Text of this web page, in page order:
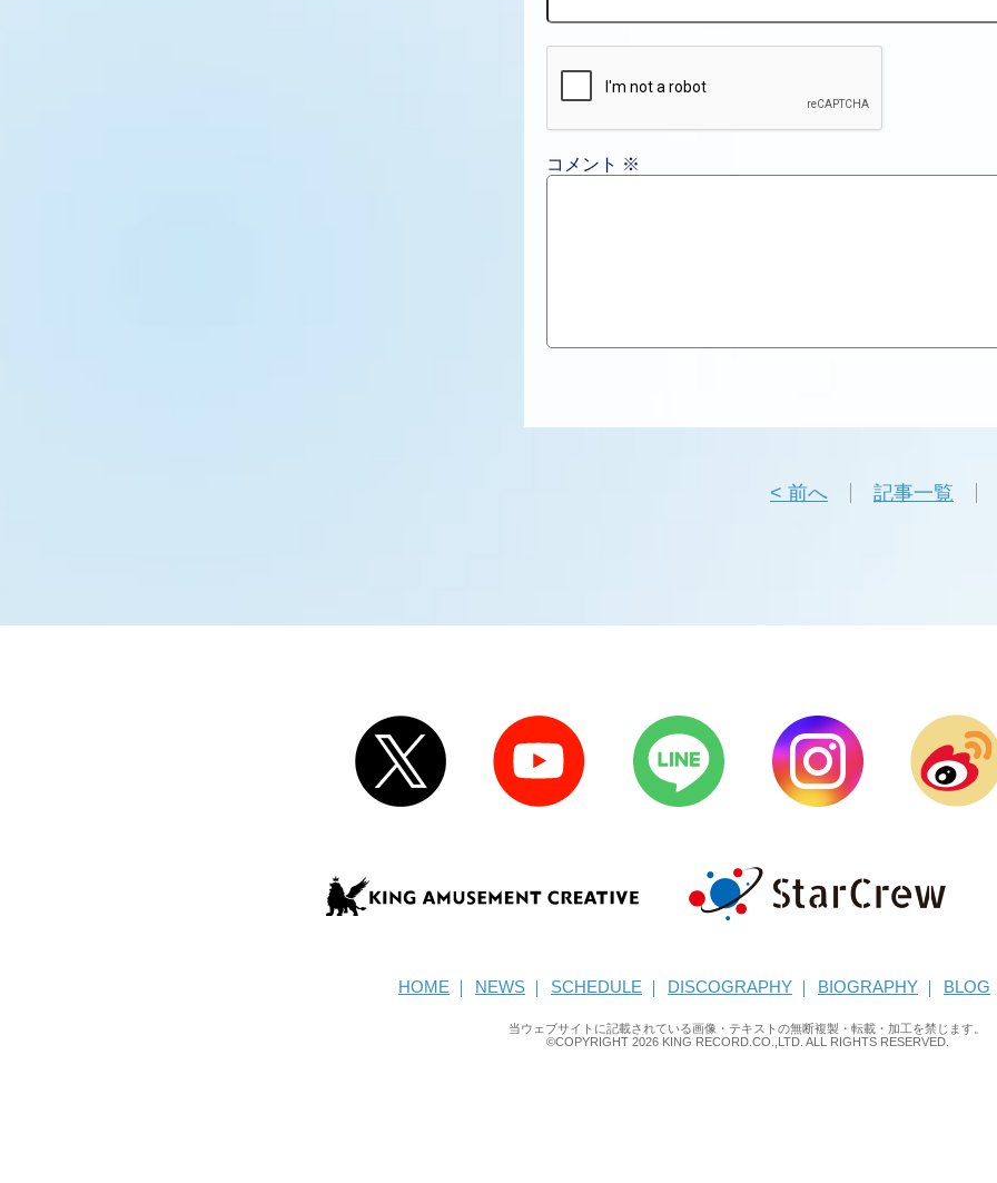
コメント ※
< 前へ 記事一覧
HOME NEWS SCHEDULE DISCOGRAPHY BIOGRAPHY BLOG
当ウェブサイトに記載されている画像・テキストの無断複製・転載・加工を禁じます。
©COPYRIGHT 2026KING RECORD.CO.,LTD. ALL RIGHTS RESERVED.